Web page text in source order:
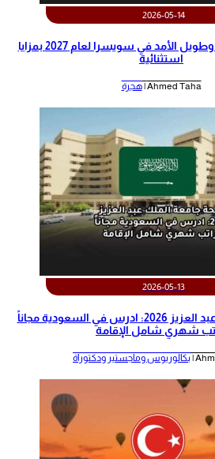
2026-05-14
عرض تدريب صيفي وطويل الأمد في سويسرا لعام 2027 بمزايا
استثنائية
Ahmed Taha | هجرة
2026-05-13
منحة جامعة الملك عبد العزيز 2026: ادرس في السعودية مجاناً
شهري شامل الإقامة
بكالوريوس وماجستير ودكتوراة